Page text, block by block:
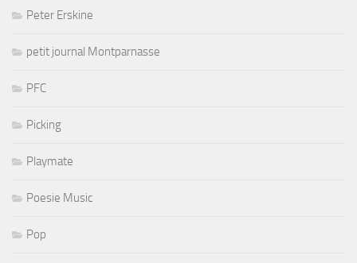
Peter Erskine
petit journal Montparnasse
PFC
Picking
Playmate
Poesie Music
Pop